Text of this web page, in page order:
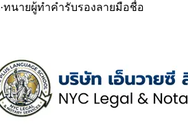
·ทนายผู้ทำคำรับรองลายมือชื่อ